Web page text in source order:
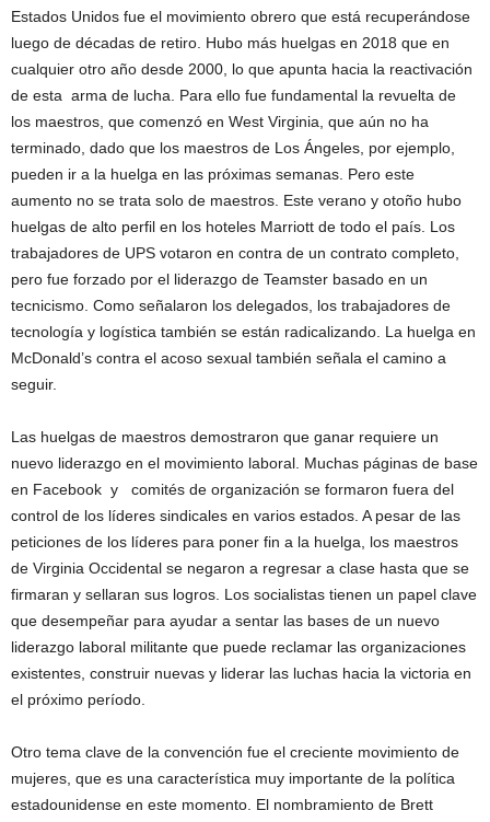
Estados Unidos fue el movimiento obrero que está recuperándose
luego de décadas de retiro. Hubo más huelgas en 2018 que en
cualquier otro año desde 2000, lo que apunta hacia la reactivación
de esta arma de lucha. Para ello fue fundamental la revuelta de
los maestros, que comenzó en West Virginia, que aún no ha
terminado, dado que los maestros de Los Ángeles, por ejemplo,
pueden ir a la huelga en las próximas semanas. Pero este
aumento no se trata solo de maestros. Este verano y otoño hubo
huelgas de alto perfil en los hoteles Marriott de todo el país. Los
trabajadores de UPS votaron en contra de un contrato completo,
pero fue forzado por el liderazgo de Teamster basado en un
tecnicismo. Como señalaron los delegados, los trabajadores de
tecnología y logística también se están radicalizando. La huelga en
McDonald’s contra el acoso sexual también señala el camino a
seguir.
Las huelgas de maestros demostraron que ganar requiere un
nuevo liderazgo en el movimiento laboral. Muchas páginas de base
en Facebook y comités de organización se formaron fuera del
control de los líderes sindicales en varios estados. A pesar de las
peticiones de los líderes para poner fin a la huelga, los maestros
de Virginia Occidental se negaron a regresar a clase hasta que se
firmaran y sellaran sus logros. Los socialistas tienen un papel clave
que desempeñar para ayudar a sentar las bases de un nuevo
liderazgo laboral militante que puede reclamar las organizaciones
existentes, construir nuevas y liderar las luchas hacia la victoria en
el próximo período.
Otro tema clave de la convención fue el creciente movimiento de
mujeres, que es una característica muy importante de la política
estadounidense en este momento. El nombramiento de Brett